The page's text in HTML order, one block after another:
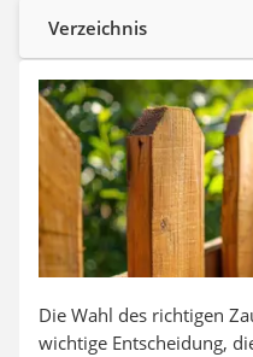
Stihl-Laubbläser
Minidumper
Verzeichnis
Die Wahl des richtigen
wichtige Entscheidung,